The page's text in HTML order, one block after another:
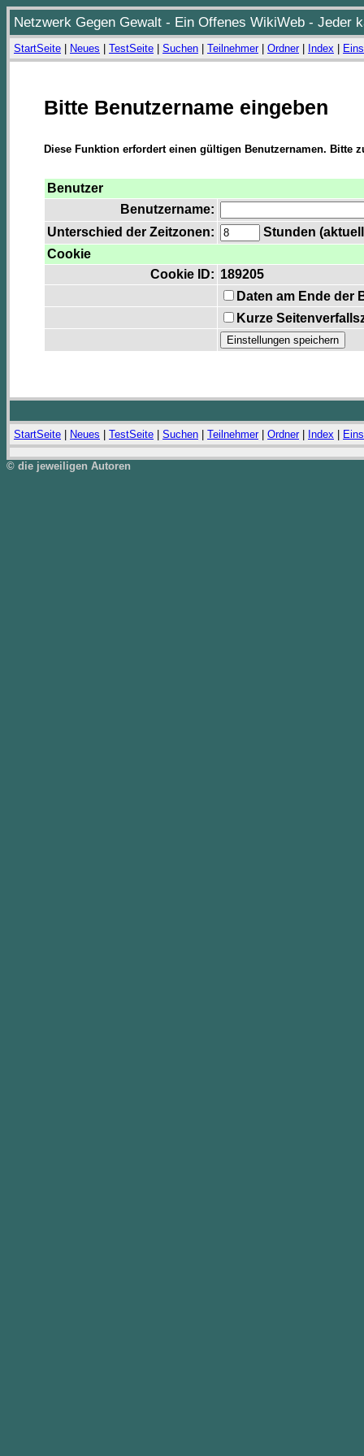
Netzwerk Gegen Gewalt - Ein Offenes WikiWeb - Jeder
StartSeite Neues TestSeite Suchen Teilnehmer| Ordner| Index
Bitte Benutzername eingeben
Diese Funktion erfordert einen gültigen Benutzernamen. Bitte
Benutzer
Benutzername:
Unterschied der Zeitzonen:
Stunden
Cookie
Cookie ID: 189205
Daten am Ende der
Kurze
StartSeite Neues TestSeite Suchen Teilnehmer| Ordner| Index
© die jeweiligen Autoren